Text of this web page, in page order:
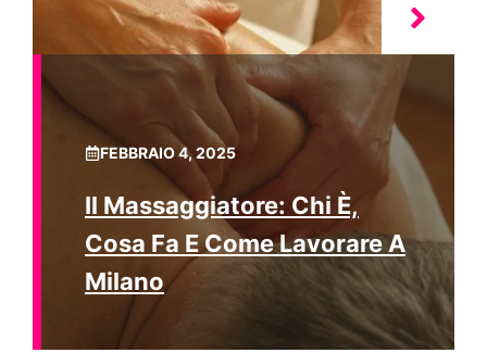
FEBBRAIO 4, 2025
Il Massaggiatore: Chi È,
Cosa Fa E Come Lavorare A
Milano